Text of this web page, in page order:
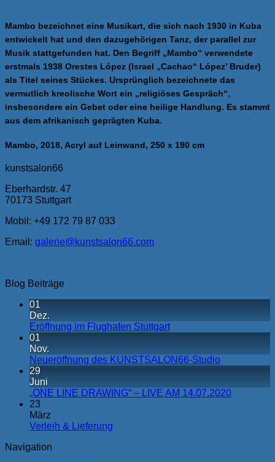
Mambo bezeichnet eine Musikart, die sich nach 1930 in Kuba
entwickelt hat und den dazugehörigen Tanz, der parallel zur
Musik stattgefunden hat. Den Begriff „Mambo“ verwendete
erstmals 1938 Orestes López (Israel „Cachao“ López’ Bruder)
als Titel seines Stückes. Ursprünglich bezeichnete das
vermutlich kreolische Wort ein „religiöses Gespräch“,
insbesondere ein Gebet oder eine heilige Handlung. Es stammt
aus dem afrikanisch geprägten Kuba.
Mambo, 2018, Acryl auf Leinwand, 250 x 190 cm
kunstsalon66
Eberhardstr. 47
70173 Stuttgart
Mobil: +49 172 79 87 033
Email: galerie@kunstsalon66.com
Blog Beiträge
01
Dez.
Eröffnung im Flughafen Stuttgart
01
Nov.
Neueröffnung des KUNSTSALON66-Studio
29
Juni
„ONE LINE DRAWING“ – LIVE AM 14.07.2020
23
März
Verleih & Lieferung
Navigation